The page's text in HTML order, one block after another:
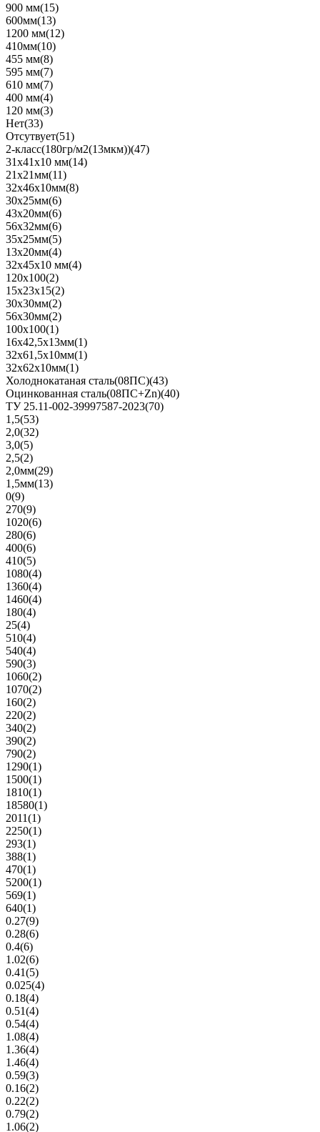
900 мм(15)
600мм(13)
1200 мм(12)
410мм(10)
455 мм(8)
595 мм(7)
610 мм(7)
400 мм(4)
120 мм(3)
Нет(33)
Отсутвует(51)
2-класс(180гр/м2(13мкм))(47)
31х41х10 мм(14)
21х21мм(11)
32х46х10мм(8)
30х25мм(6)
43х20мм(6)
56х32мм(6)
35х25мм(5)
13х20мм(4)
32х45х10 мм(4)
120х100(2)
15х23х15(2)
30х30мм(2)
56х30мм(2)
100х100(1)
16х42,5х13мм(1)
32х61,5х10мм(1)
32х62х10мм(1)
Холоднокатаная сталь(08ПС)(43)
Оцинкованная сталь(08ПС+Zn)(40)
ТУ 25.11-002-39997587-2023(70)
1,5(53)
2,0(32)
3,0(5)
2,5(2)
2,0мм(29)
1,5мм(13)
0(9)
270(9)
1020(6)
280(6)
400(6)
410(5)
1080(4)
1360(4)
1460(4)
180(4)
25(4)
510(4)
540(4)
590(3)
1060(2)
1070(2)
160(2)
220(2)
340(2)
390(2)
790(2)
1290(1)
1500(1)
1810(1)
18580(1)
2011(1)
2250(1)
293(1)
388(1)
470(1)
5200(1)
569(1)
640(1)
0.27(9)
0.28(6)
0.4(6)
1.02(6)
0.41(5)
0.025(4)
0.18(4)
0.51(4)
0.54(4)
1.08(4)
1.36(4)
1.46(4)
0.59(3)
0.16(2)
0.22(2)
0.79(2)
1.06(2)